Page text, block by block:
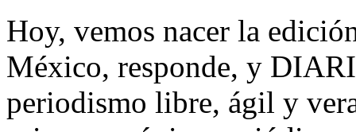
Hoy, vemos nacer la
México, responde, y
periodismo libre, ágil y